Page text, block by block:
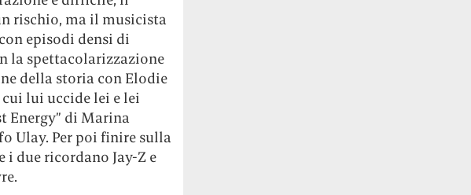
rischio, ma il musicista
episodi densi di
la spettacolarizzazione
della storia con Elodie
cui lui uccide lei e lei
Energy” di Marina
Ulay. Per poi finire sulla
due ricordano Jay-Z e